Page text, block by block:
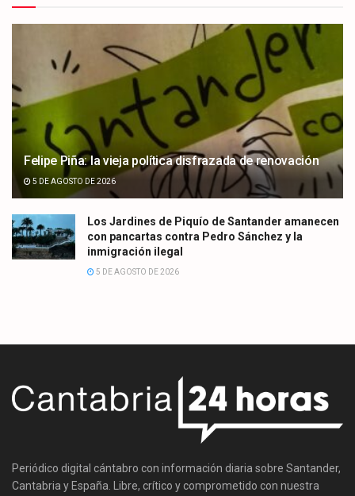
Felipe Piña: la vieja política disfrazada de renovación
5 DE AGOSTO DE 2026
Los Jardines de Piquío de Santander amanecen
con pancartas contra Pedro Sánchez y la
inmigración ilegal
5 DE AGOSTO DE 2026
Periódico digital cántabro con información diaria sobre Santander,
Cantabria y España. Libre, crítico y comprometido con nuestra